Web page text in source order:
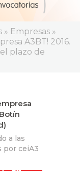
» Empresas »
A3BT! 2016.
plazo de
a las
por ceiA3